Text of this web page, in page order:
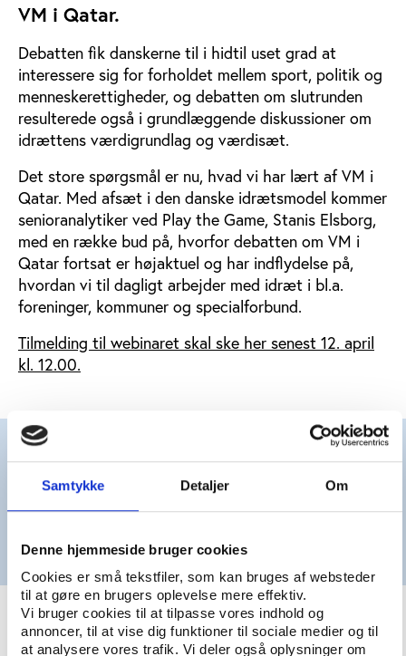
Samtykke Detaljer Om
Denne hjemmeside bruger cookies
Cookies er små tekstfiler, som kan bruges af websteder
til at gøre en brugers oplevelse mere effektiv.
Vi bruger cookies til at tilpasse vores indhold og
annoncer, til at vise dig funktioner til sociale medier og til
at analysere vores trafik. Vi deler også oplysninger om
VM i Qatar.
Debatten fik danskerne til i hidtil uset grad at
interessere sig for forholdet mellem sport, politik og
menneskerettigheder, og debatten om slutrunden
resulterede også i grundlæggende diskussioner om
idrættens værdigrundlag og værdisæt.
Det store spørgsmål er nu, hvad vi har lært af VM i
Qatar. Med afsæt i den danske idrætsmodel kommer
senioranalytiker ved Play the Game, Stanis Elsborg,
med en række bud på, hvorfor debatten om VM i
Qatar fortsat er højaktuel og har indflydelse på,
hvordan vi til dagligt arbejder med idræt i bl.a.
foreninger, kommuner og specialforbund.
Tilmelding til webinaret skal ske her senest 12. april
kl. 12.00.
Er du endnu ikke medlem af Idan Forum, men er du
Forsberg, der er projektleder på Idan Forum.
Mobil: +45 4088 5279